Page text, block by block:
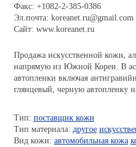
Факс: +1082-2-385-0386
Эл.почта: koreanet.ru@gmail.com
Сайт: www.koreanet.ru
Продажа искусственной кожи,
напрямую из Южной Кореи. В
автопленки включая
глянцевый, черную автопленку
Тип: поставщик кожи
Тип материала: другое
Вид кожи: автомобильная кожа